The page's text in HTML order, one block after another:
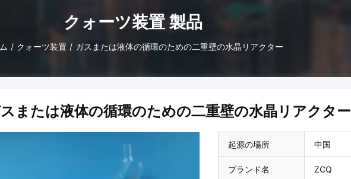
クォーツ装置 製品
/ クォーツ装置 / ガスまたは液体の循環のための二重壁の水晶リアクター
または液体の循環のための二重壁の水晶リアクター
起源の場所 中国
ブランド名 ZCQ